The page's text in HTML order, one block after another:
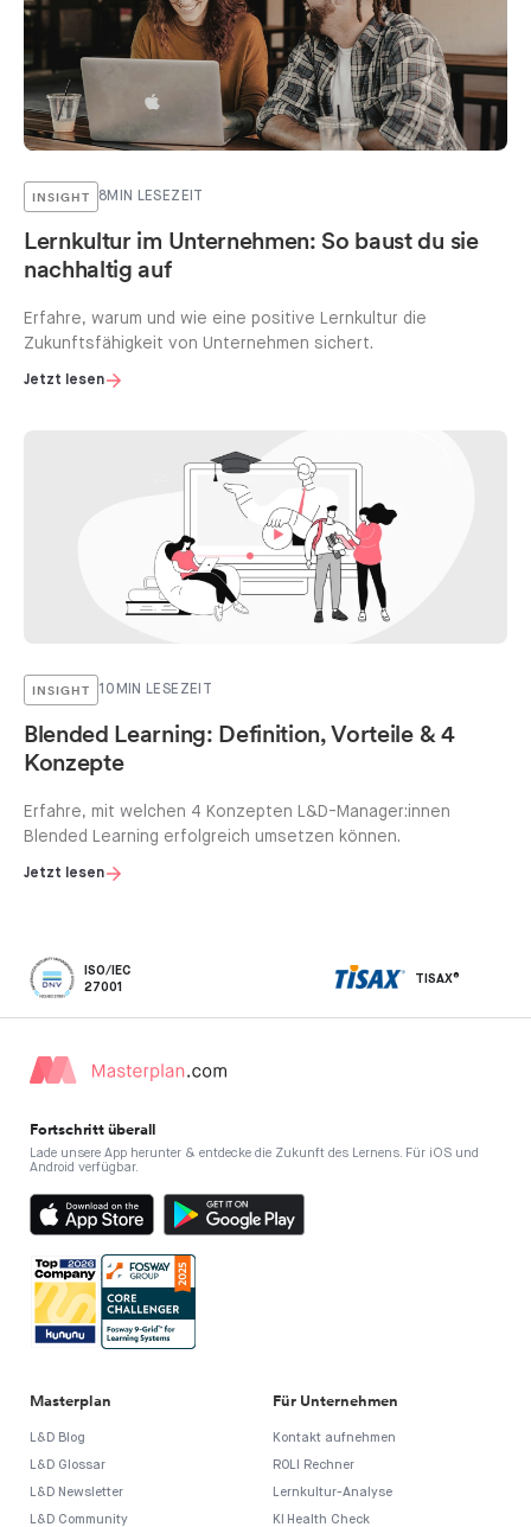
INSIGHT 8MIN LESEZEIT
Lernkultur im Unternehmen: So baust du sie
nachhaltig auf
Erfahre, warum und wie eine positive Lernkultur die
Zukunftsfähigkeit von Unternehmen sichert.
Jetzt lesen
INSIGHT 10 MIN LESEZEIT
Blended Learning: Definition, Vorteile & 4
Konzepte
Erfahre, mit welchen 4 Konzepten L&D-Manager:innen
Blended Learning erfolgreich umsetzen können.
Jetzt lesen
ISO/IEC
27001
TISAX®
Fortschritt überall
Lade unsere App herunter & entdecke die Zukunft des Lernens. Für iOS und
Android verfügbar.
Masterplan
L&D Blog
L&D Glossar
L&D Newsletter
L&D Community
Für Unternehmen
Kontakt aufnehmen
ROLI Rechner
Lernkultur-Analyse
KI Health Check